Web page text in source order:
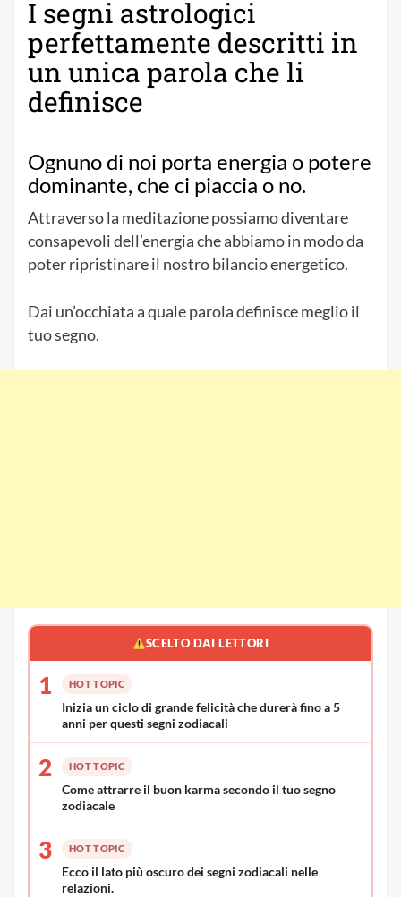
I segni astrologici
perfettamente descritti in
un unica parola che li
definisce
Ognuno di noi porta energia o potere
dominante, che ci piaccia o no.
Attraverso la meditazione possiamo diventare
consapevoli dell’energia che abbiamo in modo da
poter ripristinare il nostro bilancio energetico.
Dai un’occhiata a quale parola definisce meglio il
tuo segno.
SCELTO DAI LETTORI
1 HOT TOPIC
Inizia un ciclo di grande felicità che durerà fino a 5
anni per questi segni zodiacali
2 HOT TOPIC
Come attrarre il buon karma secondo il tuo segno
zodiacale
3 HOT TOPIC
Ecco il lato più oscuro dei segni zodiacali nelle
relazioni.